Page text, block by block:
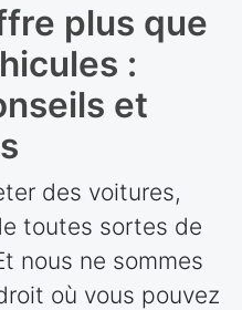
plus que
:
et
des voitures,
toutes sortes de
nous ne sommes
où vous pouvez